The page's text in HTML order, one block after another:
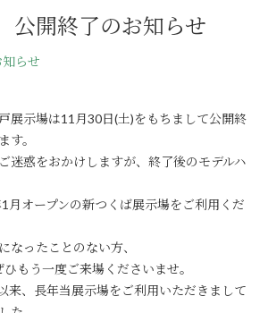
開終了のお知らせ
知らせ
展示場は11月30日(土)をもちまして公開終
す。
迷惑をおかけしますが、終了後のモデルハ
月オープンの新つくば展示場をご利用くだ
なったことのない方、
もう一度ご来場くださいませ。
来、長年当展示場をご利用いただきまして